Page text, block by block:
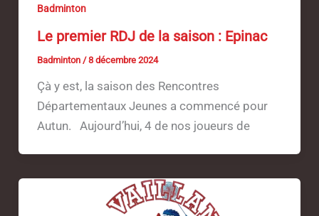
Badminton
Le premier RDJ de la saison : Epinac
Badminton /8 décembre 2024
Çà y est, la saison des Rencontres
Départementaux Jeunes a commencé pour
Autun. Aujourd’hui, 4 de nos joueurs de